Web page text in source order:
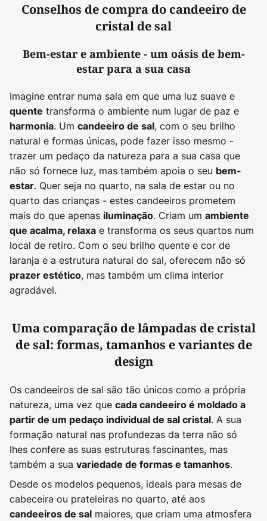
Conselhos de compra do candeeiro de
cristal de sal
Bem-estar e ambiente - um oásis de bem-
estar para a sua casa
Imagine entrar numa sala em que uma luz suave e
quente transforma o ambiente num lugar de paz e
harmonia. Um candeeiro de sal, com o seu brilho
natural e formas únicas, pode fazer isso mesmo -
trazer um pedaço da natureza para a sua casa que
não só fornece luz, mas também apoia o seu bem-
estar. Quer seja no quarto, na sala de estar ou no
quarto das crianças - estes candeeiros prometem
mais do que apenas iluminação. Criam um ambiente
que acalma, relaxa e transforma os seus quartos num
local de retiro. Com o seu brilho quente e cor de
laranja e a estrutura natural do sal, oferecem não só
prazer estético, mas também um clima interior
agradável.
Uma comparação de lâmpadas de cristal
de sal: formas, tamanhos e variantes de
design
Os candeeiros de sal são tão únicos como a própria
natureza, uma vez que cada candeeiro é moldado a
partir de um pedaço individual de sal cristal. A sua
formação natural nas profundezas da terra não só
lhes confere as suas estruturas fascinantes, mas
também a sua variedade de formas e tamanhos.
Desde os modelos pequenos, ideais para mesas de
cabeceira ou prateleiras no quarto, até aos
candeeiros de sal maiores, que criam uma atmosfera